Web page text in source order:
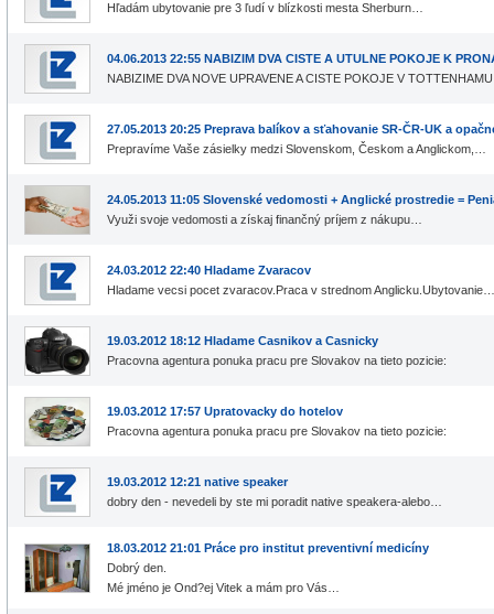
Hľadám ubytovanie pre 3 ľudí v blízkosti mesta Sherburn…
04.06.2013 22:55 NABIZIM DVA CISTE A UTULNE POKOJE K
NABIZIME DVA NOVE UPRAVENE A CISTE POKOJE V
27.05.2013 20:25 Preprava balíkov a sťahovanie SR-ČR-UK a
Prepravíme Vaše zásielky medzi Slovenskom, Českom a Anglickom,…
24.05.2013 11:05 Slovenské vedomosti + Anglické prostredie =
Využi svoje vedomosti a získaj finančný príjem z nákupu…
24.03.2012 22:40 Hladame Zvaracov
Hladame vecsi pocet zvaracov.Praca v strednom Anglicku.Ubytovanie…
19.03.2012 18:12 Hladame Casnikov a Casnicky
Pracovna agentura ponuka pracu pre Slovakov na tieto pozicie:
19.03.2012 17:57 Upratovacky do hotelov
Pracovna agentura ponuka pracu pre Slovakov na tieto pozicie:
19.03.2012 12:21 native speaker
dobry den - nevedeli by ste mi poradit native speakera-alebo…
18.03.2012 21:01 Práce pro institut preventivní medicíny
Dobrý den.
Mé jméno je Ond?ej Vitek a mám pro Vás…